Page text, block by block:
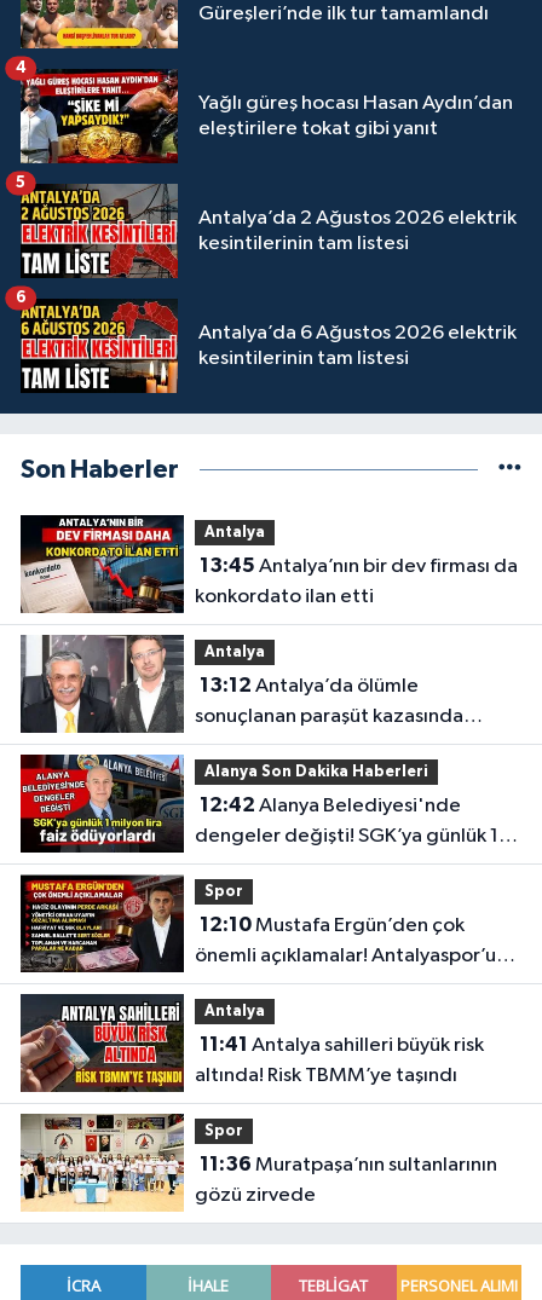
Güreşleri’nde ilk tur tamamlandı
Yağlı güreş hocası Hasan Aydın’dan
eleştirilere tokat gibi yanıt
4
Antalya’da 2 Ağustos 2026 elektrik
kesintilerinin tam listesi
5
Antalya’da 6 Ağustos 2026 elektrik
kesintilerinin tam listesi
6
Son Haberler
Antalya
13:45
konkordato ilan etti
Antalya
13:12
sonuçlanan paraşüt kazasında
gözler Necati Topaloğlu’nun
oğlunda
Alanya Son Dakika Haberleri
12:42
dengeler değişti! SGK’ya günlük 1
milyon lira faiz ödüyorlardı
Spor
12:10Mustafa Ergün’den çok
önemli açıklamalar! Antalyaspor’un
merak edilenlerini anlattı
Antalya
11:41
altında! Risk TBMM’ye taşındı
Spor
11:36
gözü zirvede